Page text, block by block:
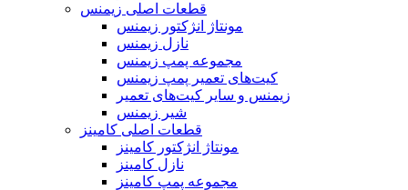
قطعات اصلی زیمنس
مونتاژ انژکتور زیمنس
نازل زیمنس
مجموعه پمپ زیمنس
کیت‌های تعمیر پمپ زیمنس
زیمنس و سایر کیت‌های تعمیر
شیر زیمنس
قطعات اصلی کامینز
مونتاژ انژکتور کامینز
نازل کامینز
مجموعه پمپ کامینز